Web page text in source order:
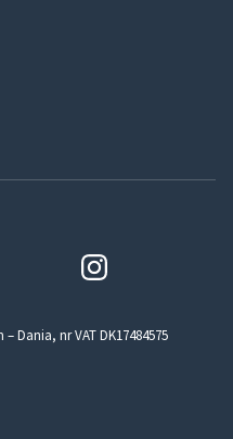
Dania, nr VAT DK17484575